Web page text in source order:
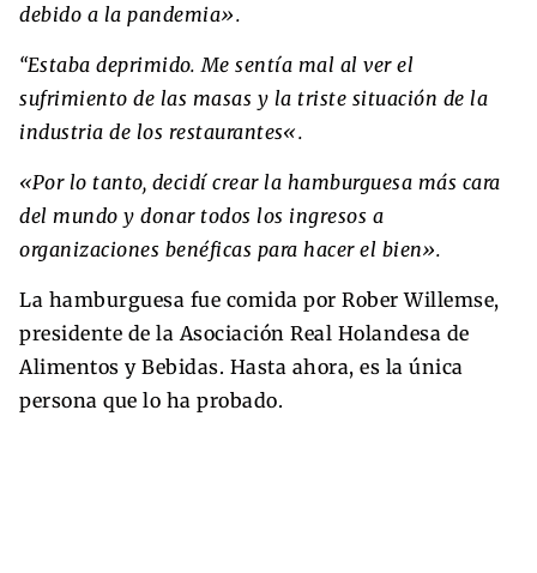
debido a la pandemia».
“Estaba deprimido. Me sentía mal al ver el
sufrimiento de las masas y la triste situación de la
industria de los restaurantes«.
«Por lo tanto, decidí crear la hamburguesa más cara
del mundo y donar todos los ingresos a
organizaciones benéficas para hacer el bien».
La hamburguesa fue comida por Rober Willemse,
presidente de la Asociación Real Holandesa de
Alimentos y Bebidas. Hasta ahora, es la única
persona que lo ha probado.